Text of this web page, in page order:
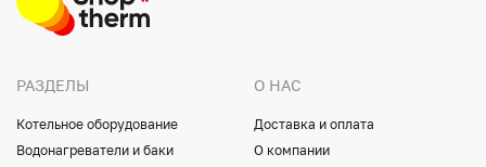
РАЗДЕЛЫ
Котельное оборудование
Водонагреватели и баки
О НАС
Доставка и оплата
О компании